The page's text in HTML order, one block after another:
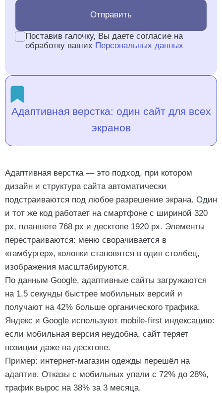
Отправить
Поставив галочку, Вы даете согласие на
обработку ваших Персональных данных
Адаптивная верстка: один сайт для всех
экранов
Адаптивная верстка — это подход, при котором
дизайн и структура сайта автоматически
подстраиваются под любое разрешение экрана. Один
и тот же код работает на смартфоне с шириной 320
px, планшете 768 px и десктопе 1920 px. Элементы
перестраиваются: меню сворачивается в
«гамбургер», колонки становятся в один столбец,
изображения масштабируются.
По данным Google, адаптивные сайты загружаются
на 1,5 секунды быстрее мобильных версий и
получают на 42% больше органического трафика.
Яндекс и Google используют mobile-first индексацию:
если мобильная версия неудобна, сайт теряет
позиции даже на десктопе.
Пример: интернет-магазин одежды перешёл на
адаптив. Отказы с мобильных упали с 72% до 28%,
трафик вырос на 38% за 3 месяца.